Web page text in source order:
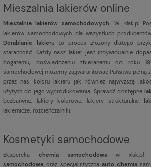
Mieszalnia lakierów online
Mieszalnia lakierów samochodowych.
W xlak.pl
lakierów samochodowych dla wszystkich
Dorabianie lakieru to proces złożony dlatego
staranność. Każdy nasz lakier jest indywidualnie
bogatemu, doświadczeniu zbieranemu od roku
samochodowej możemy zagwarantować Państwu pełną
przez nas koloru lakieru jak również najwyższą
użytych do jego wyprodukowania. Sprawdź dostępne
bezbarwne, lakiery kolorowe, lakiery strukturalne,
lakiernicze, rozcieńczalniki.
Kosmetyki samochodowe
Ekspercka chemia samochodowa w xlak.pl
samochodowe oraz specjalistyczna auto chemia